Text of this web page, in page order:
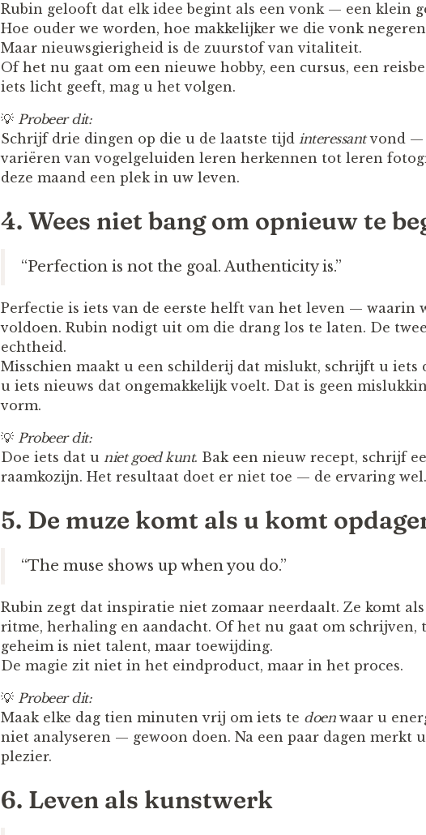
Rubin gelooft dat elk idee begint als een vonk — een klein
Hoe ouder we worden, hoe makkelijker we die vonk
Maar nieuwsgierigheid is de zuurstof van vitaliteit.
Of het nu gaat om een nieuwe hobby, een cursus, een
iets licht geeft, mag u het volgen.
💡 Probeer dit:
Schrijf drie dingen op die u de laatste tijd interessantvond —
variëren van vogelgeluiden leren herkennen tot leren
deze maand een plek in uw leven.
4. Wees niet bang om opnieuw te
“Perfection is not the goal. Authenticity is.”
Perfectie is iets van de eerste helft van het leven — waarin
voldoen. Rubin nodigt uit om die drang los te laten. De
echtheid.
Misschien maakt u een schilderij dat mislukt, schrijft u iets
u iets nieuws dat ongemakkelijk voelt. Dat is geen
vorm.
💡 Probeer dit:
Doe iets dat u niet goed kunt. Bak een nieuw recept, schrijf
raamkozijn. Het resultaat doet er niet toe — de ervaring wel.
5. De muze komt als u komt
“The muse shows up when you do.”
Rubin zegt dat inspiratie niet zomaar neerdaalt. Ze komt
ritme, herhaling en aandacht. Of het nu gaat om
geheim is niet talent, maar toewijding.
De magie zit niet in het eindproduct, maar in het proces.
💡 Probeer dit:
Maak elke dag tien minuten vrij om iets te doenwaar u
niet analyseren — gewoon doen. Na een paar dagen merkt
plezier.
6. Leven als kunstwerk